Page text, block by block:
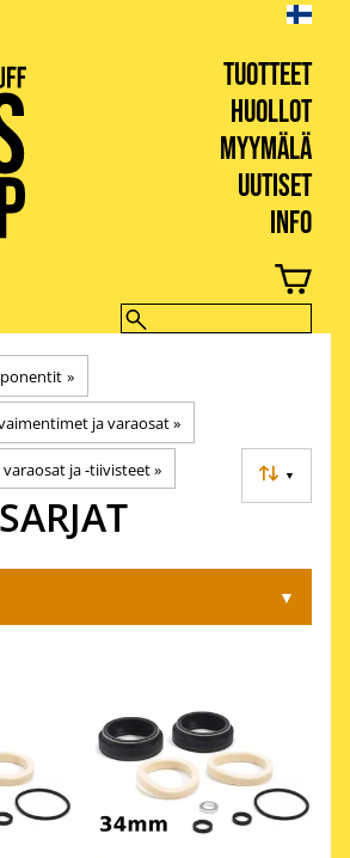
TUOTTEET
HUOLLOT
MYYMÄLÄ
UUTISET
INFO
‪»
ja varaosat‪»
ja -tiivisteet‪» ▼
▼